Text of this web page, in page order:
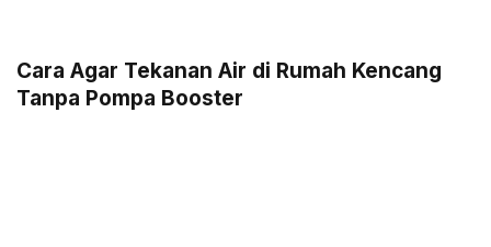
Cara Agar Tekanan Air di Rumah Kencang
Tanpa Pompa Booster